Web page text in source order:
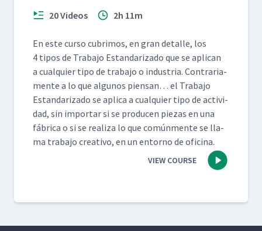
20 Videos 2h 11m
En este cur­so cub­ri­mos, en gran detalle, los
4 tipos de Tra­ba­jo Estandariza­do que se apli­can
a cualquier tipo de tra­ba­jo o indus­tria. Con­trari­a­
mente a lo que algunos pien­san… el Tra­ba­jo
Estandariza­do se apli­ca a cualquier tipo de activi­
dad, sin impor­tar si se pro­ducen piezas en una
fábri­ca o si se real­iza lo que común­mente se lla­
ma tra­ba­jo cre­ati­vo, en un entorno de oficina.
VIEW COURSE